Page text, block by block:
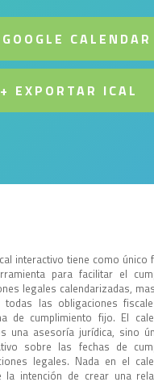
CALENDAR
+ EXPORTAR ICAL
interactivo tiene como único
para facilitar el
legales calendarizadas,
todas las obligaciones
de cumplimiento fijo. El
una asesoría jurídica, sino
sobre las fechas de
legales. Nada en el
la intención de crear una